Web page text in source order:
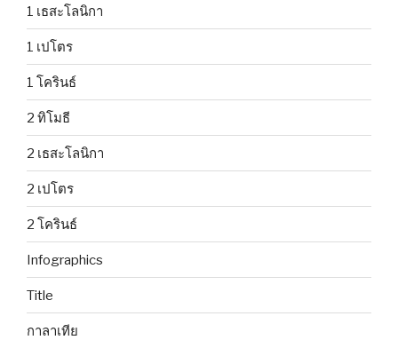
1 เธสะโลนิกา
1 เปโตร
1 โครินธ์
2 ทิโมธี
2 เธสะโลนิกา
2 เปโตร
2 โครินธ์
Infographics
Title
กาลาเทีย